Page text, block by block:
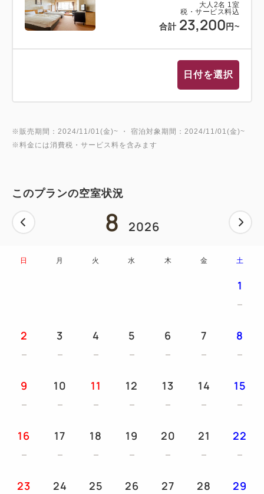
大人 2名 1室
税・サービス料込
合計 23,200 円~
日付を選択
※販売期間：2024/11/01(金)~ ・ 宿泊対象期間：2024/11/01(金)~
※料金には消費税・サービス料を含みます
このプランの空室状況
8 2026
日 月 火 水 木 金 土
1
2 3 4 5 6 7 8
9 10 11 12 13 14 15
16 17 18 19 20 21 22
23 24 25 26 27 28 29